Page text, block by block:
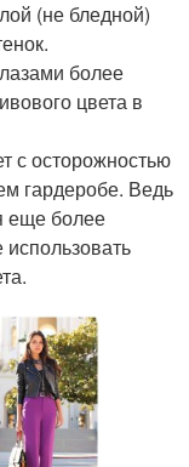
(не бледной)
более
цвета в
с осторожностью
гардеробе. Ведь
еще более